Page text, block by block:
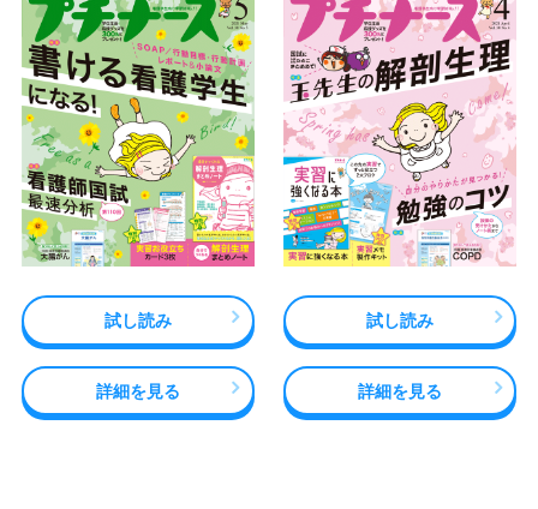
試し読み
詳細を見る
試し読み
詳細を見る